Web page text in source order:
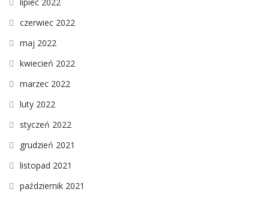
czerwiec 2022
maj 2022
kwiecień 2022
marzec 2022
luty 2022
styczeń 2022
grudzień 2021
listopad 2021
październik 2021